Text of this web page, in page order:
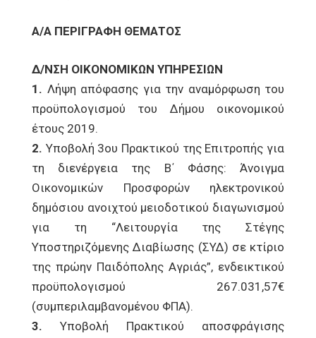
Α/Α ΠΕΡΙΓΡΑΦΗ ΘΕΜΑΤΟΣ
Δ/ΝΣΗ ΟΙΚΟΝΟΜΙΚΩΝ ΥΠΗΡΕΣΙΩΝ
1. Λήψη απόφασης για την αναμόρφωση του
προϋπολογισμού του Δήμου οικονομικού
έτους 2019.
2. Υποβολή 3ου Πρακτικού της Επιτροπής για
τη διενέργεια της Β΄ Φάσης: Άνοιγμα
Οικονομικών Προσφορών ηλεκτρονικού
δημόσιου ανοιχτού μειοδοτικού διαγωνισμού
για τη “Λειτουργία της Στέγης
Υποστηριζόμενης Διαβίωσης (ΣΥΔ) σε κτίριο
της πρώην Παιδόπολης Αγριάς”, ενδεικτικού
προϋπολογισμού 267.031,57€
(συμπεριλαμβανομένου ΦΠΑ).
3. Υποβολή Πρακτικού αποσφράγισης